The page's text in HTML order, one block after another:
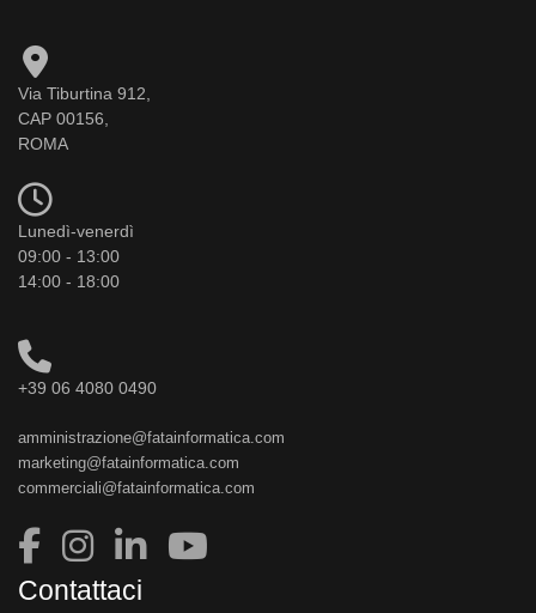
Via Tiburtina 912,
CAP 00156,
ROMA
Lunedì-venerdì
09:00 - 13:00
14:00 - 18:00
+39 06 4080 0490
amministrazione@fatainformatica.com
marketing@fatainformatica.com
commerciali@fatainformatica.com
Contattaci